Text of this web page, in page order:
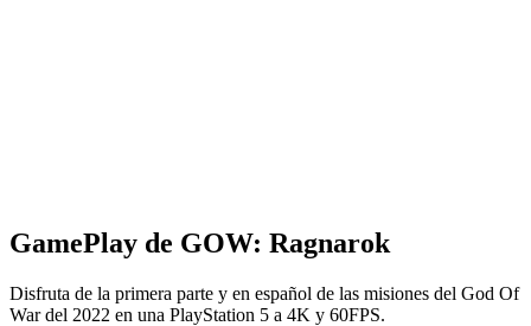
GamePlay de GOW: Ragnarok
Disfruta de la primera parte y en español de las misiones del God Of
War del 2022 en una PlayStation 5 a 4K y 60FPS.